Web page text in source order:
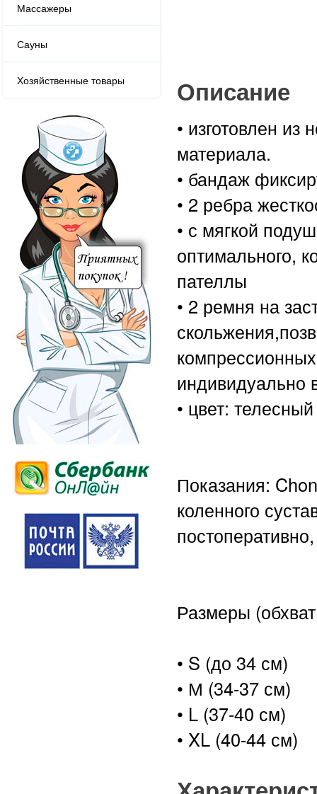
Массажеры
Сауны
Хозяйственные товары Описание
• изготовлен из
материала.
• бандаж
• 2 ребра
• с мягкой
оптимального,
пателлы
• 2 ремня на
индивидуально
• цвет: телесный
Показания:
коленного
Размеры
• S (до 34 см)
• М (34-37 см)
• L (37-40 см)
• XL (40-44 см)